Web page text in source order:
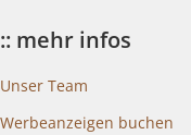
:: mehr infos
Unser Team
Werbeanzeigen buchen